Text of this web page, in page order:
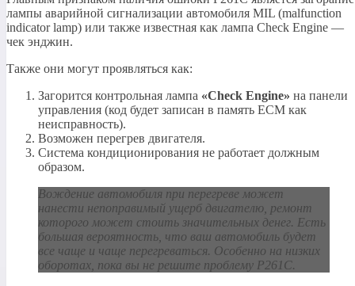
лампы аварийной сигнализации автомобиля MIL (malfunction
indicator lamp) или также известная как лампа Check Engine —
чек энджин.
Также они могут проявляться как:
Загорится контрольная лампа «Check Engine» на панели
управления (код будет записан в память ECM как
неисправность).
Возможен перегрев двигателя.
Система кондиционирования не работает должным
образом.
Вождение автомобиля при перегреве может
нанести непоправимый ущерб двигателю, ремонт
которого может стоить значительных денег. Есть
большая вероятность, что ваш автомобиль будет
все чаще и чаще перегреваться. Особенно на низких
оборотах, пока вы не решите проблему P261C.